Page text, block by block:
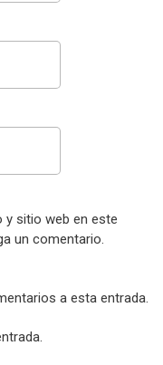
y sitio web en este
un comentario.
a esta entrada.